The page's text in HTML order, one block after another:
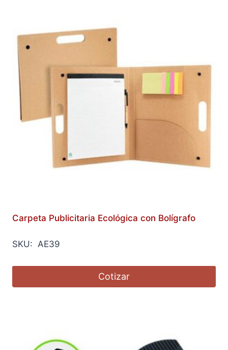
Carpeta Publicitaria Ecológica con Bolígrafo
SKU: AE39
Cotizar